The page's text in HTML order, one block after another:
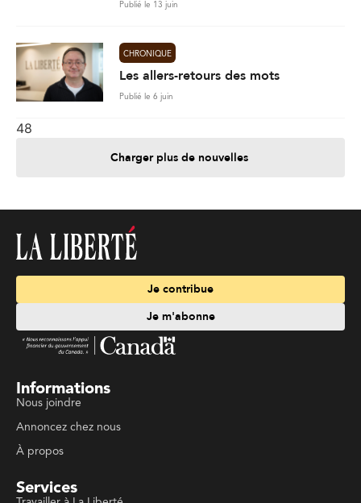
Publié le 13 juin
CHRONIQUE
Les allers-retours des mots
Publié le 6 juin
48
Charger plus de nouvelles
Je contribue
Je m'abonne
Informations
Nous joindre
Annoncez chez nous
À propos
Services